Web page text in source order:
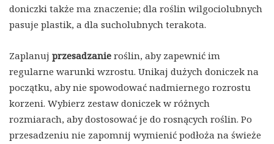
doniczki także ma znaczenie; dla roślin wilgociolubnych
pasuje plastik, a dla sucholubnych terakota.
Zaplanuj przesadzanie roślin, aby zapewnić im
regularne warunki wzrostu. Unikaj dużych doniczek na
początku, aby nie spowodować nadmiernego rozrostu
korzeni. Wybierz zestaw doniczek w różnych
rozmiarach, aby dostosować je do rosnących roślin. Po
przesadzeniu nie zapomnij wymienić podłoża na świeże